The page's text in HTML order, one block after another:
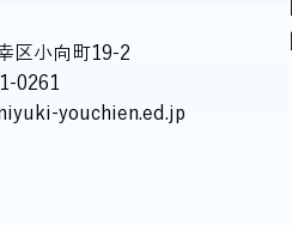
区小向町19-2
0261
youchien.ed.jp